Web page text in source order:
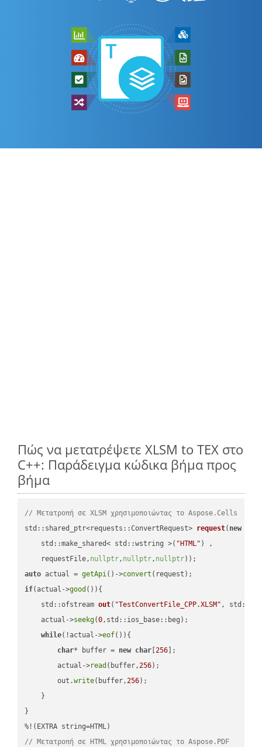
Πώς να μετατρέψετε XLSM to TEX στο
C++: Παράδειγμα κώδικα βήμα προς
βήμα
// Μετατροπή σε XLSM χρησιμοποιώντας το Aspose.Cells
std::shared_ptr<requests::ConvertRequest> request( new
    std::make_shared< std::wstring >(
"HTML" ) ,
    requestFile,
nullptr, nullptr, nullptr))
auto actual = getApi()->convert
if(actual->good ()){
std::ofstream out( "TestConvertFile_CPP.XLSM" ,
    actual->
seekg(0,std::ios_base::beg);
while(!actual->eof()){
char* buffer = new char [256 ];
        actual->
read (buffer,256);
        out.
write(buffer,256);
    }
}
// Μετατροπή σε HTML χρησιμοποιώντας το Aspose.PDF